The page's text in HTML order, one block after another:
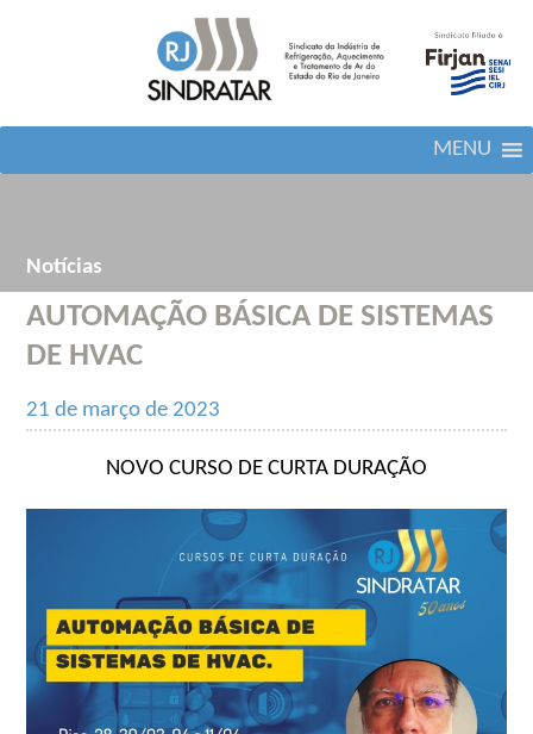
MENU
Notícias
AUTOMAÇÃO BÁSICA DE SISTEMAS
DE HVAC
21 de março de 2023
NOVO CURSO DE CURTA DURAÇÃO